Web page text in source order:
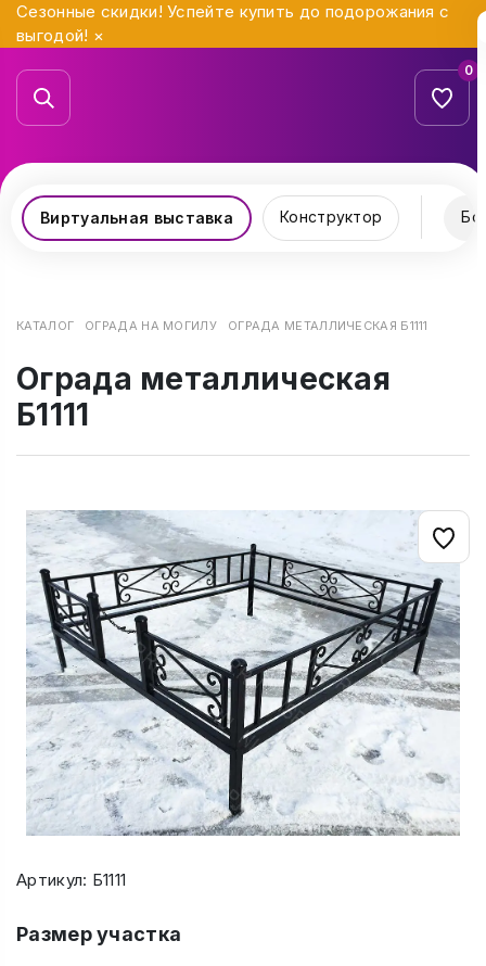
Сезонные скидки! Успейте купить до подорожания с
выгодой! ×
0
Виртуальная выставка Конструктор
КАТАЛОГ ОГРАДА НА МОГИЛУ ОГРАДА МЕТАЛЛИЧЕСКАЯ Б1111
Ограда металлическая
Б1111
Артикул: Б1111
Размер участка